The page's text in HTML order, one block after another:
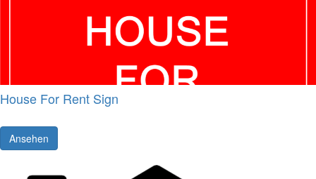
House For Rent Sign
Ansehen